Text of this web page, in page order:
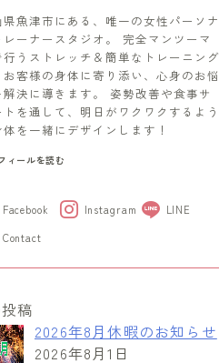
県魚津市にある、唯一の女性パーソナ
レーナースタジオ。 完全マンツーマ
行うストレッチ＆簡単なトレーニング
お客様の身体に寄り添い、心身のお悩
解決に導きます。 姿勢改善や食事サ
トを通して、明日がワクワクするよう
体を一緒にデザインします！
ィールを読む
Facebook Instagram
LINE
Contact
稿
2026年8月休暇のお知らせ
2026年8月1日